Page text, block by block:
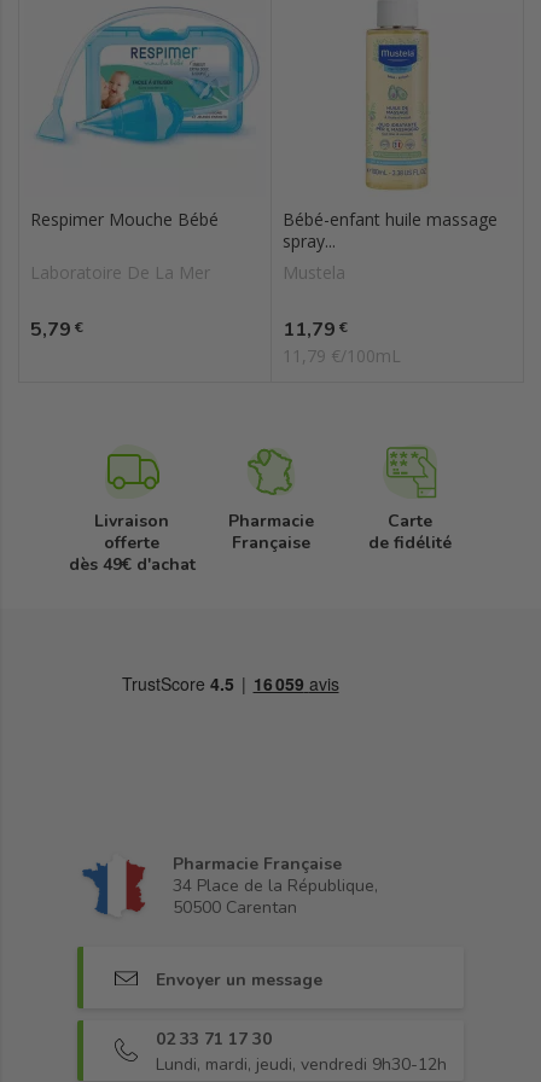
Respimer Mouche Bébé
Laboratoire De La Mer
Prix
5,79 €
Bébé-enfant huile massage
spray...
Mustela
Prix
11,79 €
11,79 €/100mL
Livraison
offerte
dès 49€ d'achat
Pharmacie
Française
Carte
de fidélité
Pharmacie Française
34 Place de la République,
50500 Carentan
Envoyer un message
02 33 71 17 30
Lundi, mardi, jeudi, vendredi 9h30-12h